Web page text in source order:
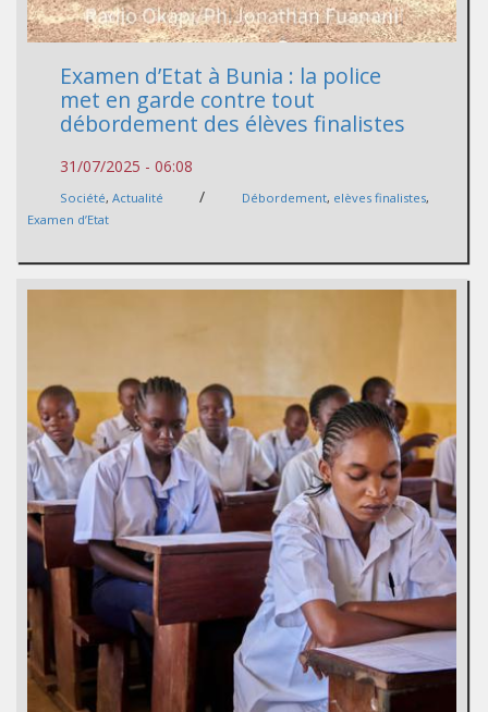
Examen d’Etat à Bunia : la police
met en garde contre tout
débordement des élèves finalistes
31/07/2025 - 06:08
Société, Actualité / Débordement, elèves finalistes,
Examen d’Etat